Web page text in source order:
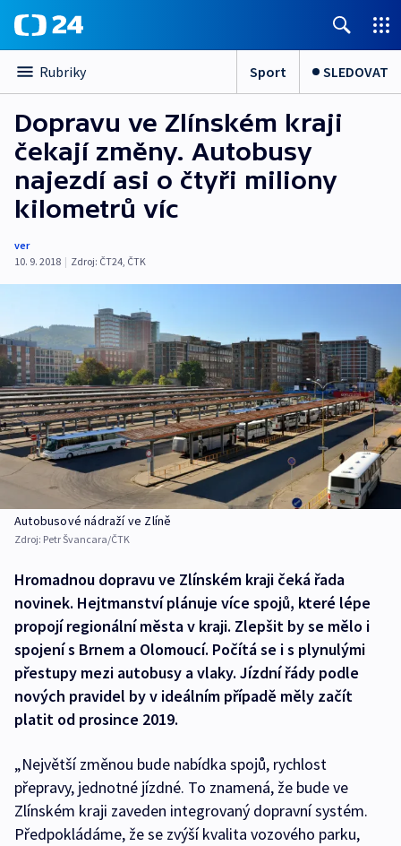
Rubriky Sport SLEDOVAT
Dopravu ve Zlínském kraji
čekají změny. Autobusy
najezdí asi o čtyři miliony
kilometrů víc
ver
10. 9. 2018 | Zdroj: ČT24, ČTK
Autobusové nádraží ve Zlíně
Zdroj: Petr Švancara/ČTK
Hromadnou dopravu ve Zlínském kraji čeká řada
novinek. Hejtmanství plánuje více spojů, které lépe
propojí regionální města v kraji. Zlepšit by se mělo i
spojení s Brnem a Olomoucí. Počítá se i s plynulými
přestupy mezi autobusy a vlaky. Jízdní řády podle
nových pravidel by v ideálním případě měly začít
platit od prosince 2019.
„Největší změnou bude nabídka spojů, rychlost
přepravy, jednotné jízdné. To znamená, že bude ve
Zlínském kraji zaveden integrovaný dopravní systém.
Předpokládáme, že se zvýší kvalita vozového parku,